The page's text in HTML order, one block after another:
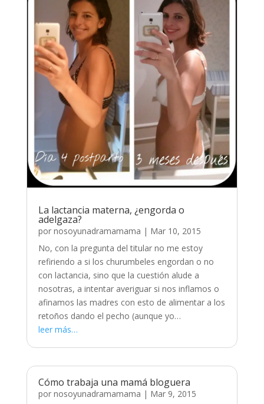
La lactancia materna, ¿engorda o
adelgaza?
por nosoyunadramamama | Mar 10, 2015
No, con la pregunta del titular no me estoy
refiriendo a si los churumbeles engordan o no
con lactancia, sino que la cuestión alude a
nosotras, a intentar averiguar si nos inflamos o
afinamos las madres con esto de alimentar a los
retoños dando el pecho (aunque yo…
leer más…
Cómo trabaja una mamá bloguera
por nosoyunadramamama | Mar 9, 2015